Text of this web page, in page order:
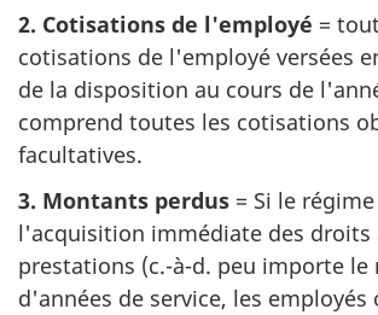
2. Cotisations de l'employé =
cotisations de l'employé versées
de la disposition au cours de
comprend toutes les cotisations
facultatives.
3. Montants perdus = Si le
l'acquisition immédiate des droits
prestations (c.-à-d. peu importe le
d'années de service, les